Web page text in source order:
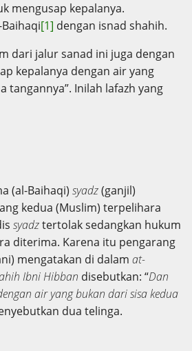
mengusap kepalanya.
[1] dengan isnad shahih.
dari jalur sanad ini juga dengan
kepalanya dengan air yang
tangannya”. Inilah lafazh yang
(al-Baihaqi) syadz(ganjil)
kedua (Muslim) terpelihara
syadztertolak sedangkan hukum
diterima. Karena itu pengarang
mengatakan di dalam at-
Ibni Hibban disebutkan: “Dan
air yang bukan dari sisa kedua
dua telinga.